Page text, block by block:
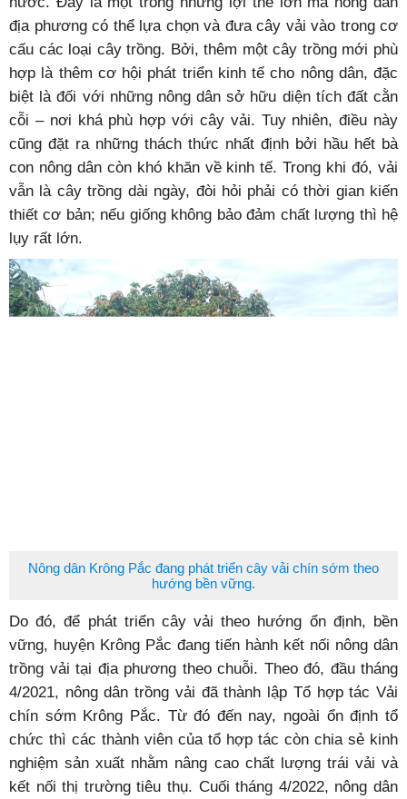
địa phương có thể lựa chọn và đưa cây vải vào trong cơ
cấu các loại cây trồng. Bởi, thêm một cây trồng mới phù
hợp là thêm cơ hội phát triển kinh tế cho nông dân, đặc
biệt là đối với những nông dân sở hữu diện tích đất cằn
cỗi – nơi khá phù hợp với cây vải. Tuy nhiên, điều này
cũng đặt ra những thách thức nhất định bởi hầu hết bà
con nông dân còn khó khăn về kinh tế. Trong khi đó, vải
vẫn là cây trồng dài ngày, đòi hỏi phải có thời gian kiến
thiết cơ bản; nếu giống không bảo đảm chất lượng thì hệ
lụy rất lớn.
Nông dân Krông Pắc đang phát triển cây vải chín sớm theo
hướng bền vững.
Do đó, để phát triển cây vải theo hướng ổn định, bền
vững, huyện Krông Pắc đang tiến hành kết nối nông dân
trồng vải tại địa phương theo chuỗi. Theo đó, đầu tháng
4/2021, nông dân trồng vải đã thành lập Tổ hợp tác Vải
chín sớm Krông Pắc. Từ đó đến nay, ngoài ổn định tổ
chức thì các thành viên của tổ hợp tác còn chia sẻ kinh
nghiệm sản xuất nhằm nâng cao chất lượng trái vải và
kết nối thị trường tiêu thụ. Cuối tháng 4/2022, nông dân